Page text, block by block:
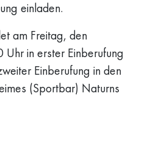
einladen.
am Freitag, den
in erster Einberufung
Einberufung in den
(Sportbar) Naturns